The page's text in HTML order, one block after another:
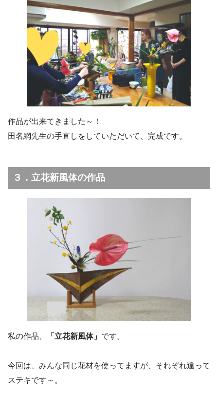
作品が出来てきました～！
田名網先生の手直しをしていただいて、完成です。
３．立花新風体の作品
私の作品、 「立花新風体」 です。
今回は、みんな同じ花材を使ってますが、それぞれ違って
ステキです～。